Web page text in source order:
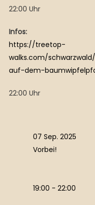
22:00 Uhr
Infos:
https://treetop-
walks.com/
auf-dem-
22:00 Uhr
07 Sep. 2025
Vorbei!
19:00 - 22:00